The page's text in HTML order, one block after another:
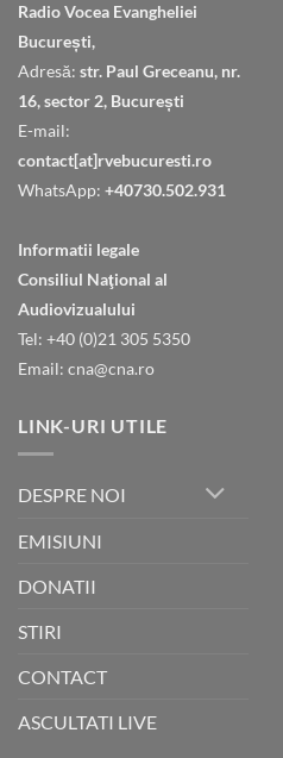
Radio Vocea Evangheliei
București,
Adresă: str. Paul Greceanu, nr.
16, sector 2, București
E-mail:
contact[at]rvebucuresti.ro
WhatsApp: +40730.502.931
Informatii legale
Consiliul Naţional al
Audiovizualului
Tel: +40 (0)21 305 5350
Email: cna@cna.ro
LINK-URI UTILE
DESPRE NOI
EMISIUNI
DONATII
STIRI
CONTACT
ASCULTATI LIVE